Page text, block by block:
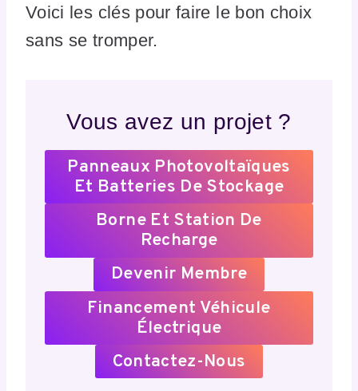
Voici les clés pour faire le bon choix
sans se tromper.
Vous avez un projet ?
Panneaux Photovoltaïques
Et Batteries De Stockage
Borne Et Station De
Recharge
Devenir Membre
Financement Véhicule
Électrique
Contactez-Nous